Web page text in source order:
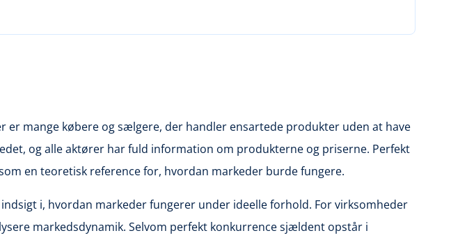
mange købere og sælgere, der handler ensartede produkter uden at have
og alle aktører har fuld information om produkterne og priserne. Perfekt
en teoretisk reference for, hvordan markeder burde fungere.
i, hvordan markeder fungerer under ideelle forhold. For virksomheder
markedsdynamik. Selvom perfekt konkurrence sjældent opstår i